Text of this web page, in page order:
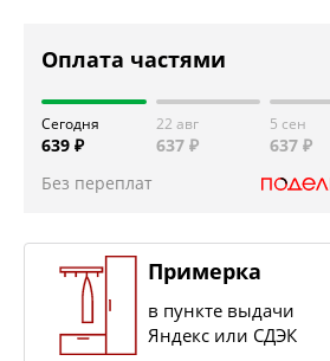
Оплата частями
Сегодня
639 ₽
22 авг
637 ₽
5 сен
637 ₽
Без переплат
Примерка
в пункте выдачи
Яндекс или СДЭК